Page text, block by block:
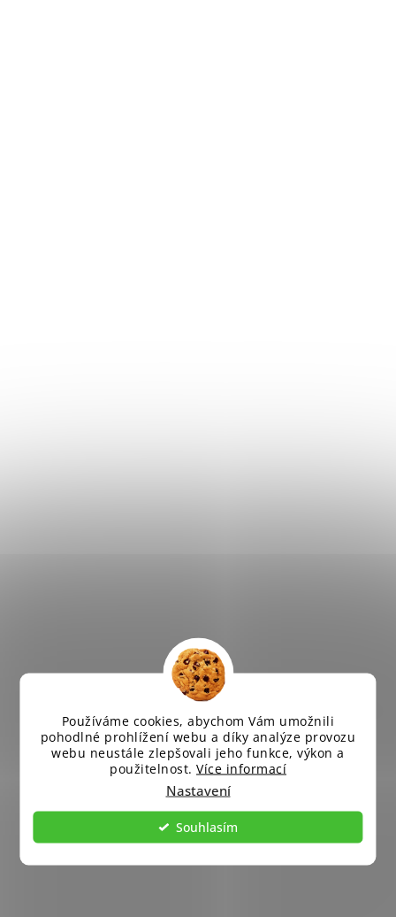
Používáme cookies, abychom Vám umožnili
pohodlné prohlížení webu a díky analýze provozu
webu neustále zlepšovali jeho funkce, výkon a
použitelnost. Více informací
Nastavení
Souhlasím